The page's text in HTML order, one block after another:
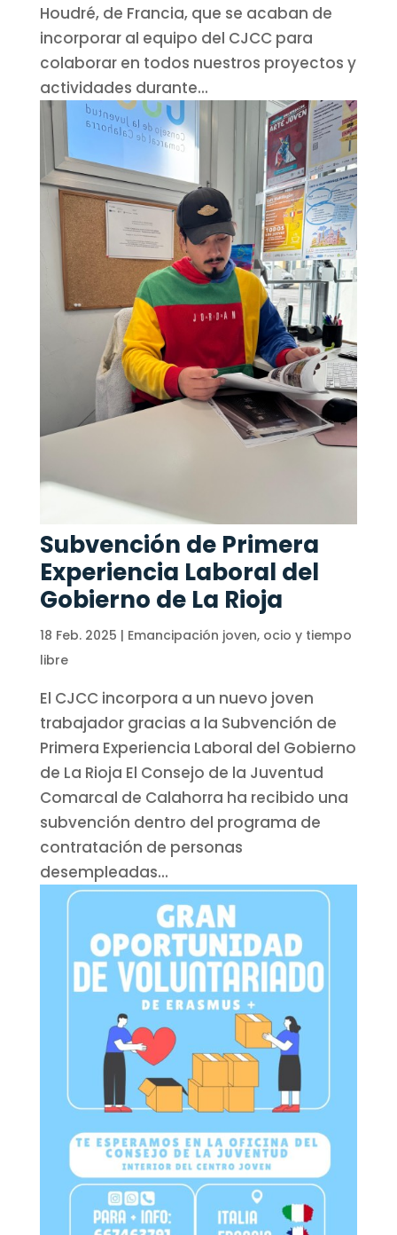
Houdré, de Francia, que se acaban de
incorporar al equipo del CJCC para
colaborar en todos nuestros proyectos y
actividades durante...
Subvención de Primera
Experiencia Laboral del
Gobierno de La Rioja
18 Feb. 2025 | Emancipación joven, ocio y tiempo
libre
El CJCC incorpora a un nuevo joven
trabajador gracias a la Subvención de
Primera Experiencia Laboral del Gobierno
de La Rioja El Consejo de la Juventud
Comarcal de Calahorra ha recibido una
subvención dentro del programa de
contratación de personas
desempleadas...